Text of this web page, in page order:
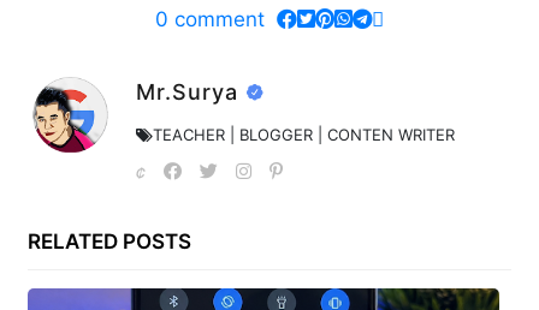
0 comment
Mr.Surya
TEACHER | BLOGGER | CONTEN WRITER
RELATED POSTS